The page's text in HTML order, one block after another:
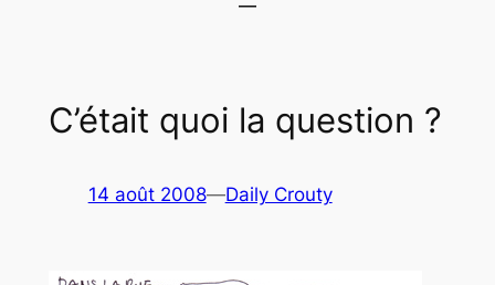
C’était quoi la question ?
14 août 2008—Daily Crouty